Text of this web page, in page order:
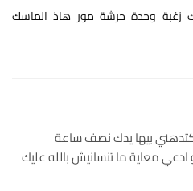
زغبة وحدة حرشة مور هاذ الماسك
بيها يدك نصف ساعة
معاية ما تنسانيش بالله عليك